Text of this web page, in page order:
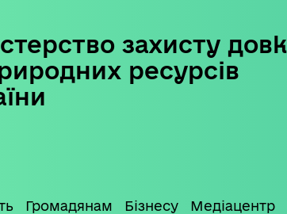
захисту
ресурсів
Громадянам Бізнесу Медіацентр